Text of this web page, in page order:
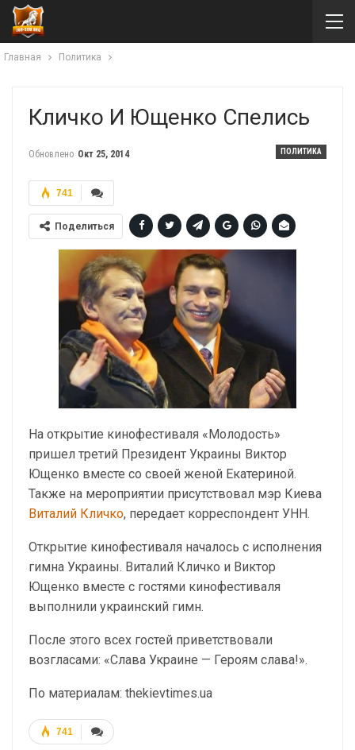
Главная Политика
Кличко И Ющенко Спелись
ПОЛИТИКА
Обновлено Окт 25, 2014
741
Поделиться
На открытие кинофестиваля «Молодость»
пришел третий Президент Украины Виктор
Ющенко вместе со своей женой Екатериной.
Также на мероприятии присутствовал мэр Киева
Виталий Кличко, передает корреспондент УНН.
Открытие кинофестиваля началось с исполнения
гимна Украины. Виталий Кличко и Виктор
Ющенко вместе с гостями кинофестиваля
выполнили украинский гимн.
После этого всех гостей приветствовали
возгласами: «Слава Украине — Героям слава!».
По материалам: thekievtimes.ua
741